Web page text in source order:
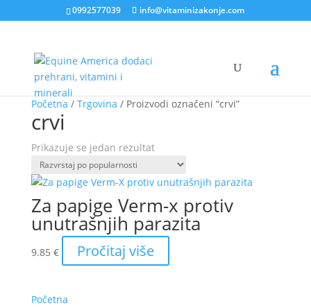
0992577039 info@vitaminizakonje.com
Početna / Trgovina / Proizvodi označeni “crvi”
crvi
Prikazuje se jedan rezultat
Za papige Verm-x protiv
unutrašnjih parazita
9.85 € Pročitaj više
Početna